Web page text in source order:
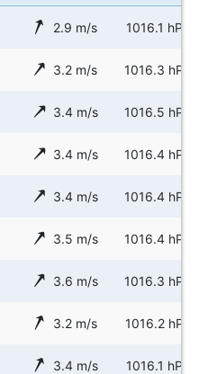
2.9 m/s 1016.1 hPa
3.2 m/s 1016.3 hPa
3.4 m/s 1016.5 hPa
3.4 m/s 1016.4 hPa
3.4 m/s 1016.4 hPa
3.5 m/s 1016.4 hPa
3.6 m/s 1016.3 hPa
3.2 m/s 1016.2 hPa
3.4 m/s 1016.1 hPa